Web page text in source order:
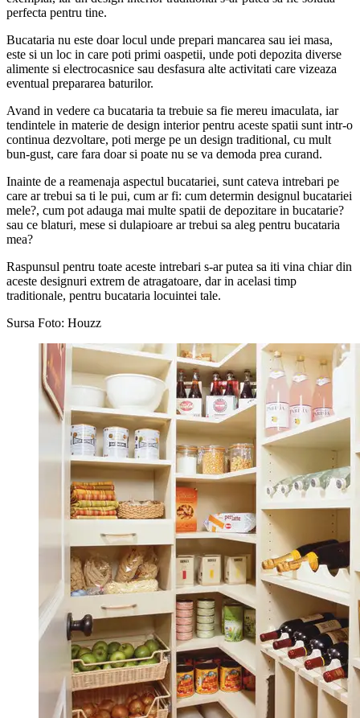
perfecta pentru tine.
Bucataria nu este doar locul unde prepari mancarea sau iei masa,
este si un loc in care poti primi oaspetii, unde poti depozita diverse
alimente si electrocasnice sau desfasura alte activitati care vizeaza
eventual prepararea baturilor.
Avand in vedere ca bucataria ta trebuie sa fie mereu imaculata, iar
tendintele in materie de design interior pentru aceste spatii sunt intr-o
continua dezvoltare, poti merge pe un design traditional, cu mult
bun-gust, care fara doar si poate nu se va demoda prea curand.
Inainte de a reamenaja aspectul bucatariei, sunt cateva intrebari pe
care ar trebui sa ti le pui, cum ar fi: cum determin designul bucatariei
mele?, cum pot adauga mai multe spatii de depozitare in bucatarie?
sau ce blaturi, mese si dulapioare ar trebui sa aleg pentru bucataria
mea?
Raspunsul pentru toate aceste intrebari s-ar putea sa iti vina chiar din
aceste designuri extrem de atragatoare, dar in acelasi timp
traditionale, pentru bucataria locuintei tale.
Sursa Foto: Houzz